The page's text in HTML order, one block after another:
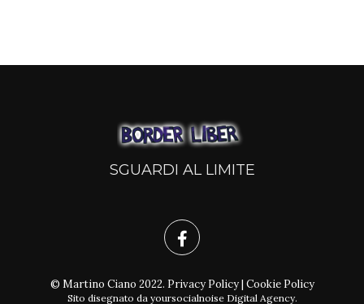
SGUARDI AL LIMITE
© Martino Ciano 2022. Privacy Policy| Cookie Policy
Sito disegnato da yoursocialnoise Digital Agency.